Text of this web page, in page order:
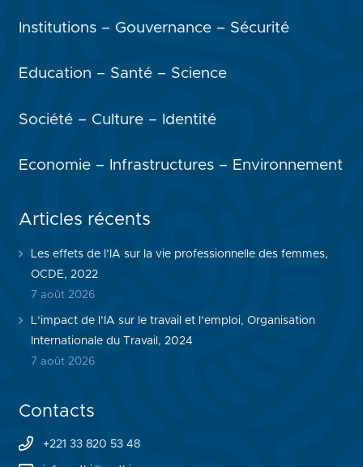
Institutions – Gouvernance – Sécurité
Education – Santé – Science
Société – Culture – Identité
Economie – Infrastructures – Environnement
Articles récents
Les effets de l’IA sur la vie professionnelle des femmes,
OCDE, 2022
7 août 2026
L’impact de l’IA sur le travail et l’emploi, Organisation
Internationale du Travail, 2024
7 août 2026
Contacts
+221 33 820 53 48